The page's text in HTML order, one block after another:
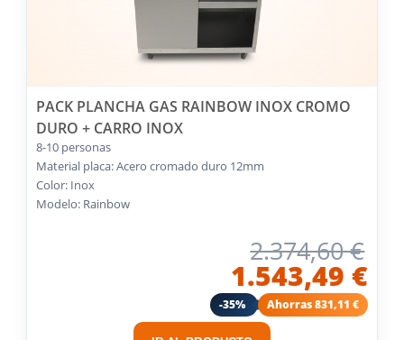
PACK PLANCHA GAS RAINBOW INOX CROMO
DURO + CARRO INOX
8-10 personas
Material placa: Acero cromado duro 12mm
Color: Inox
Modelo: Rainbow
2.374,60 €
1.543,49 €
-35% Ahorras 831,11 €